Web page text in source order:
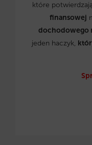
które
finansowej
dochodowego
jeden haczyk,